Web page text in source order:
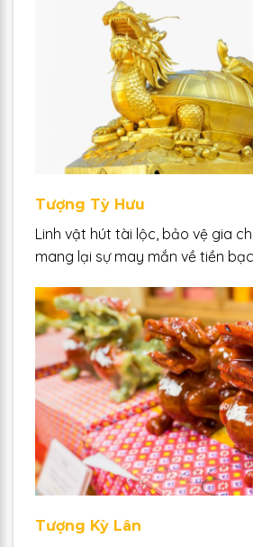
Tượng Tỳ Hưu
Linh vật hút tài lộc, bảo vệ gia
mang lại sự may mắn về tiền
Tượng Kỳ Lân